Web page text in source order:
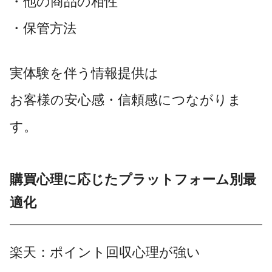
・保管方法
実体験を伴う情報提供は
お客様の安心感・信頼感につながりま
す。
購買心理に応じたプラットフォーム別最
適化
楽天：ポイント回収心理が強い